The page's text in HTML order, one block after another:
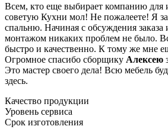
Всем, кто еще выбирает компанию для
советую Кухни мол! Не пожалеете! Я
спальню. Начиная с обсуждения заказа
монтажом никаких проблем не было.
быстро и качественно. К тому же мне
Огромное спасибо сборщику Алексею
Это мастер своего дела! Всю мебель
здесь.
Качество продукции
Уровень сервиса
Срок изготовления